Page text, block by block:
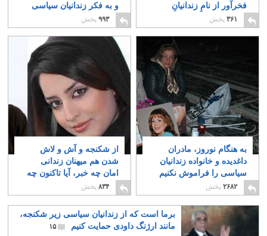
فخرآور از نامِ زندانیانِ
سیاسی و فعالین
دانشجویی!
۱
۳۶۱ پخش
و به فکر زندانیان سیاسی
ایرانی باشید
۹۹۳ پخش
به هنگام نوروز، مادران
داغدیده و خانواده زندانیان
سیاسی را فراموش نکنیم
۱۰
۲۶۸۲ پخش
از شکنجه و آش و لاش
شدن هم میهنان زندانی
امان چه خبر، آیا تاکنون چه
کاری کرده ایم؟
۸۳۴ پخش
برما است که از زندانیان سیاسی زیر شکنجه،
مانند ارژنگ داودی حمایت کنیم
۱۵